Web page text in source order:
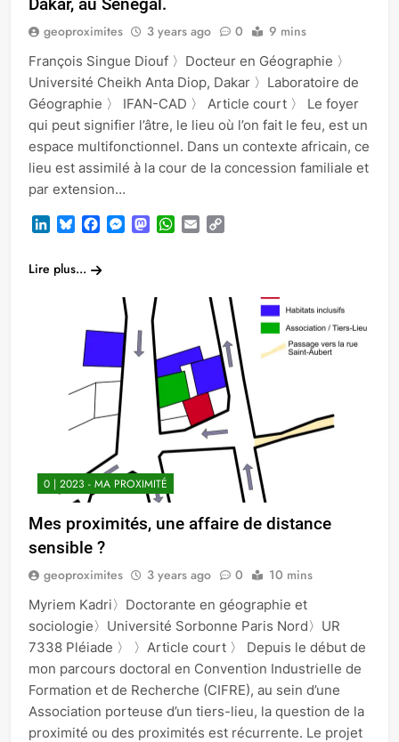
Dakar, au Sénégal.
geoproximites 3 years ago 0 9 mins
François Singue Diouf 〉Docteur en Géographie 〉
Université Cheikh Anta Diop, Dakar 〉Laboratoire de
Géographie 〉 IFAN-CAD 〉 Article court 〉 Le foyer
qui peut signifier l’âtre, le lieu où l’on fait le feu, est un
espace multifonctionnel. Dans un contexte africain, ce
lieu est assimilé à la cour de la concession familiale et
par extension…
LinkedInBlueskyFacebook
Messenger
Mastodon
WhatsApp
Email
Lire plus...
0 | 2023 - MA PROXIMITÉ
Mes proximités, une affaire de distance
sensible ?
geoproximites 3 years ago 0 10 mins
Myriem Kadri〉Doctorante en géographie et
sociologie〉Université Sorbonne Paris Nord〉UR
7338 Pléiade 〉 〉Article court 〉 Depuis le début de
mon parcours doctoral en Convention Industrielle de
Formation et de Recherche (CIFRE), au sein d’une
Association porteuse d’un tiers-lieu, la question de la
proximité ou des proximités est récurrente. Le projet